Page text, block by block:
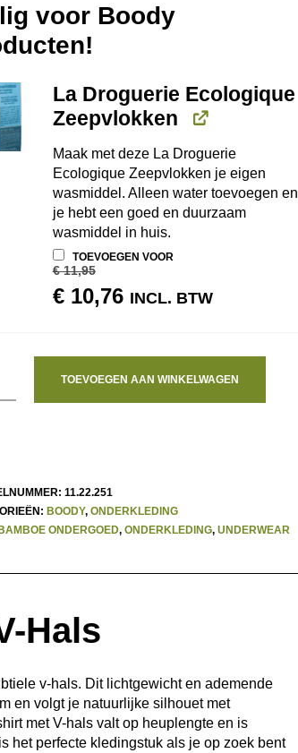
voor Boody
La Droguerie Ecologique
Zeepvlokken
Maak met deze La Droguerie
Ecologique Zeepvlokken je eigen
wasmiddel. Alleen water toevoegen en
je hebt een goed en duurzaam
wasmiddel in huis.
TOEVOEGEN VOOR
€11,95
OORSPRONKELIJKE
€ 11,95.
€10,76HUIDIGE
€ 10,76.
INCL. BTW
TOEVOEGEN AAN WINKELWAGEN
11.22.251
BOODY, ONDERKLEDING
ONDERGOED, ONDERKLEDING, UNDERWEAR
Hals
v-hals. Dit lichtgewicht en ademende
en volgt je natuurlijke silhouet met
met V-hals valt op heuplengte en is
het perfecte kledingstuk als je op zoek bent